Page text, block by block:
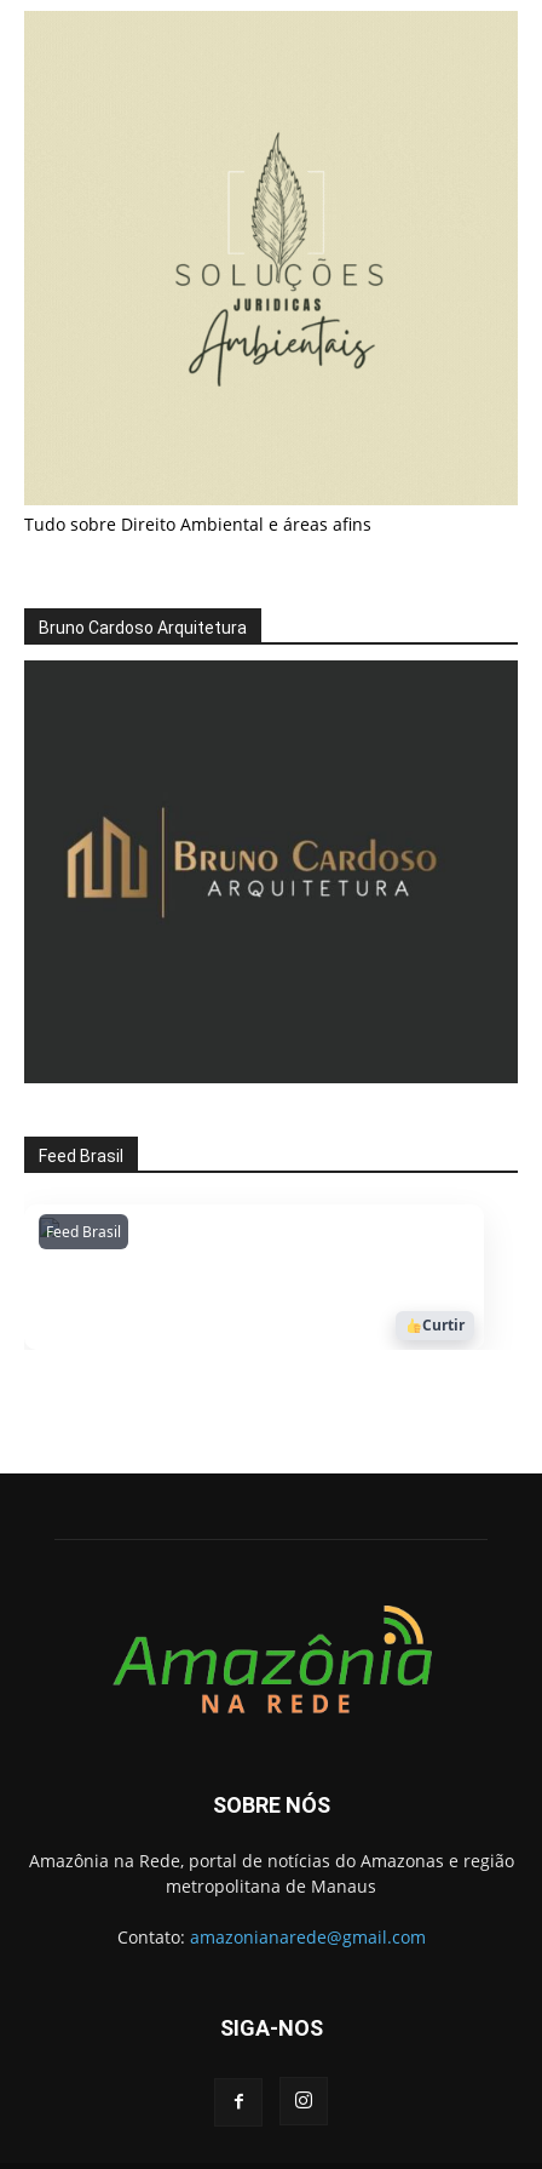
Tudo sobre Direito Ambiental e áreas afins
Bruno Cardoso Arquitetura
Feed Brasil
Feed BrasilAmazonianarede
1053
Curtir
SOBRE NÓS
Amazônia na Rede, portal de notícias do Amazonas e região
metropolitana de Manaus
Contato: amazonianarede@gmail.com
SIGA-NOS